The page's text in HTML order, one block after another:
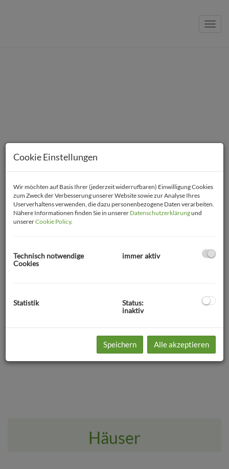
Ihr professioneller Makler im
Süden von Wien!
Häuser
Cookie Einstellungen
Wir möchten auf Basis Ihrer (jederzeit widerrufbaren) Einwilligung Cookies
zum Zweck der Verbesserung unserer Website sowie zur Analyse Ihres
Userverhaltens verwenden, die dazu personenbezogene Daten verarbeiten.
Nähere Informationen finden Sie in unserer Datenschutzerklärungund
unsererCookie Policy.
Technisch notwendige
Cookies
immer aktiv
Statistik
Status:
inaktiv
Speichern Alle akzeptieren